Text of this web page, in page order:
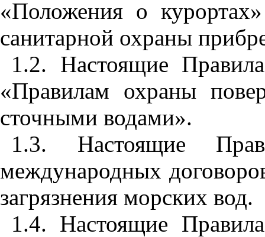
«Положения о
санитарной охраны
1.2. Настоящие Прави
«Правилам охраны
сточными водами».
1.3. Настоящие
международных догов
загрязнения морских вод.
1.4. Настоящие П